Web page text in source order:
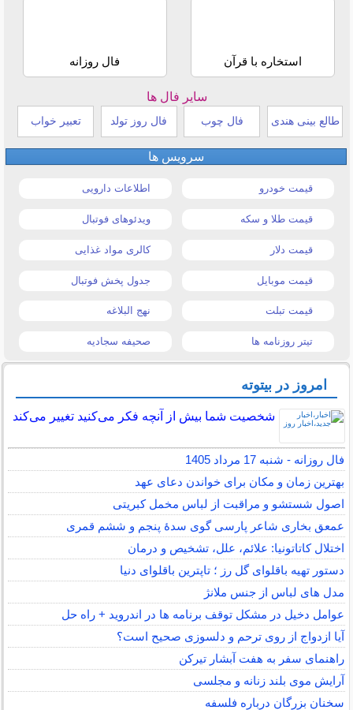
استخاره با قرآن فال روزانه
سایر فال ها
طالع بینی هندی فال چوب فال روز تولد تعبیر خواب
سرویس ها
قیمت خودرو اطلاعات دارویی
قیمت طلا و سکه ویدئوهای فوتبال
قیمت دلار کالری مواد غذایی
قیمت موبایل جدول پخش فوتبال
قیمت تبلت نهج البلاغه
تیتر روزنامه ها صحیفه سجادیه
امروز در بیتوته
شخصیت شما بیش از آنچه فکر می‌کنید تغییر می‌کند
فال روزانه - شنبه 17 مرداد 1405
بهترین زمان و مکان برای خواندن دعای عهد
اصول شستشو و مراقبت از لباس مخمل کبریتی
عمعق بخاری شاعر پارسی گوی سدهٔ پنجم و ششم قمری
اختلال کاتاتونیا: علائم، علل، تشخیص و درمان
دستور تهیه باقلوای گل رز ؛ تاپترین باقلوای دنیا
مدل های لباس از جنس ملانژ
عوامل دخیل در مشکل توقف برنامه ها در اندروید + راه حل
آیا ازدواج از روی ترحم و دلسوزی صحیح است؟
راهنمای سفر به هفت آبشار تیرکن
آرایش موی بلند زنانه و مجلسی
سخنان بزرگان درباره فلسفه